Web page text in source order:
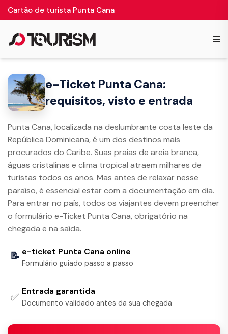
Cartão de turista Punta Cana
≡
e-Ticket Punta Cana:
requisitos, visto e entrada
Punta Cana, localizada na deslumbrante costa leste da
República Dominicana, é um dos destinos mais
procurados do Caribe. Suas praias de areia branca,
águas cristalinas e clima tropical atraem milhares de
turistas todos os anos. Mas antes de relaxar nesse
paraíso, é essencial estar com a documentação em dia.
Para entrar no país, todos os viajantes devem preencher
o formulário e-Ticket Punta Cana, obrigatório na
chegada e na saída.
📝 e-ticket Punta Cana online
Formulário guiado passo a passo
✅ Entrada garantida
Documento validado antes da sua chegada